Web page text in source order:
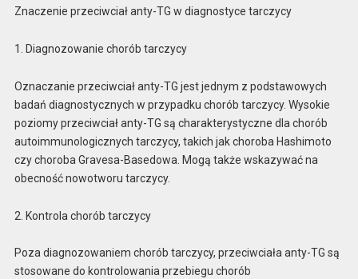
Znaczenie przeciwciał anty-TG w diagnostyce tarczycy
1. Diagnozowanie chorób tarczycy
Oznaczanie przeciwciał anty-TG jest jednym z podstawowych
badań diagnostycznych w przypadku chorób tarczycy. Wysokie
poziomy przeciwciał anty-TG są charakterystyczne dla chorób
autoimmunologicznych tarczycy, takich jak choroba Hashimoto
czy choroba Gravesa-Basedowa. Mogą także wskazywać na
obecność nowotworu tarczycy.
2. Kontrola chorób tarczycy
Poza diagnozowaniem chorób tarczycy, przeciwciała anty-TG są
stosowane do kontrolowania przebiegu chorób